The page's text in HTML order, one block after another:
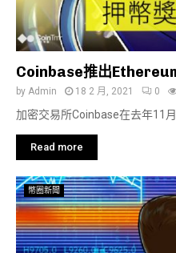
Coinbase推出
by Admin 18 2 月, 2021 0
加密交易所Coinbase在去年11月
Read more
幣圈新聞